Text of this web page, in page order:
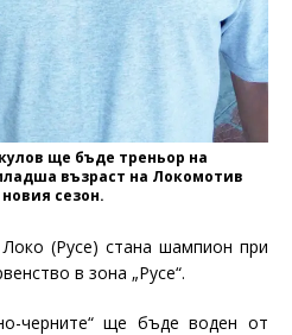
ще бъде треньор на
възраст на Локомотив
сезон.
(Русе) стана шампион при
в зона „Русе“.
черните“ ще бъде воден от